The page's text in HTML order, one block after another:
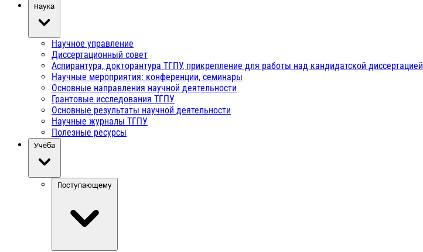
Наука
Научное управление
Диссертационный совет
Аспирантура, докторантура ТГПУ, прикрепление для работы над кандидатской диссертацией
Научные мероприятия: конференции, семинары
Основные направления научной деятельности
Грантовые исследования ТГПУ
Основные результаты научной деятельности
Научные журналы ТГПУ
Полезные ресурсы
Учёба
Поступающему